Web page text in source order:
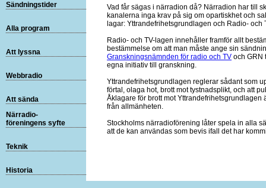
Vad får sägas i närradion då? Närradion har till
kanalerna inga krav på sig om opartiskhet och
lagar: Yttrandefrihetsgrundlagen och Radio- och
Radio- och TV-lagen innehåller framför allt
bestämmelse om att man måste ange sin
Granskningsnämnden för radio och TV och GRN
egna initiativ till granskning.
Yttrandefrihetsgrundlagen reglerar sådant som
förtal, olaga hot, brott mot tystnadsplikt, och att
Åklagare för brott mot Yttrandefrihetsgrundlagen
från allmänheten.
Stockholms närradioförening låter spela in alla
att de kan användas som bevis ifall det har
Sändningstider
Alla program
Att lyssna
Webbradio
Att sända
Närradio-
föreningens syfte
Teknik
Historia